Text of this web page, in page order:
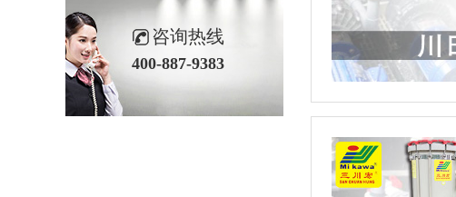
咨询热线
400-887-9383